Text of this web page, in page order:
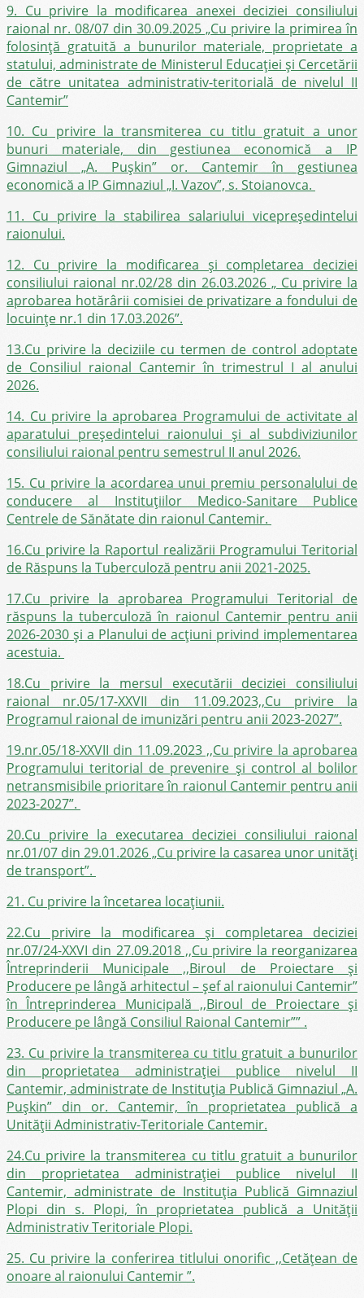
9. Cu privire la modificarea anexei deciziei consiliului
raional nr. 08/07 din 30.09.2025 „Cu privire la primirea în
folosință gratuită a bunurilor materiale, proprietate a
statului, administrate de Ministerul Educației și Cercetării
de către unitatea administrativ-teritorială de nivelul II
Cantemir”
10. Cu privire la transmiterea cu titlu gratuit a unor
bunuri materiale, din gestiunea economică a IP
Gimnaziul „A. Pușkin” or. Cantemir în gestiunea
economică a IP Gimnaziul „I. Vazov”, s. Stoianovca.
11. Cu privire la stabilirea salariului vicepreședintelui
raionului.
12. Cu privire la modificarea și completarea deciziei
consiliului raional nr.02/28 din 26.03.2026 „ Cu privire la
aprobarea hotărârii comisiei de privatizare a fondului de
locuinţe nr.1 din 17.03.2026”.
13.Cu privire la deciziile cu termen de control adoptate
de Consiliul raional Cantemir în trimestrul I al anului
2026.
14. Cu privire la aprobarea Programului de activitate al
aparatului preşedintelui raionului și al subdiviziunilor
consiliului raional pentru semestrul II anul 2026.
15. Cu privire la acordarea unui premiu personalului de
conducere al Instituțiilor Medico-Sanitare Publice
Centrele de Sănătate din raionul Cantemir.
16.Cu privire la Raportul realizării Programului Teritorial
de Răspuns la Tuberculoză pentru anii 2021-2025.
17.Cu privire la aprobarea Programului Teritorial de
răspuns la tuberculoză în raionul Cantemir pentru anii
2026-2030 și a Planului de acțiuni privind implementarea
acestuia.
18.Cu privire la mersul executării deciziei consiliului
raional nr.05/17-XXVII din 11.09.2023,,Cu privire la
Programul raional de imunizări pentru anii 2023-2027”.
19.nr.05/18-XXVII din 11.09.2023 ,,Cu privire la aprobarea
Programului teritorial de prevenire și control al bolilor
netransmisibile prioritare în raionul Cantemir pentru anii
2023-2027”.
20.Cu privire la executarea deciziei consiliului raional
nr.01/07 din 29.01.2026 „Cu privire la casarea unor unități
de transport”.
21. Cu privire la încetarea locațiunii.
22.Cu privire la modificarea și completarea deciziei
nr.07/24-XXVI din 27.09.2018 ,,Cu privire la reorganizarea
Întreprinderii Municipale ,,Biroul de Proiectare și
Producere pe lângă arhitectul – șef al raionului Cantemir”
în Întreprinderea Municipală ,,Biroul de Proiectare și
Producere pe lângă Consiliul Raional Cantemir”” .
23. Cu privire la transmiterea cu titlu gratuit a bunurilor
din proprietatea administrației publice nivelul II
Cantemir, administrate de Instituția Publică Gimnaziul „A.
Pușkin” din or. Cantemir, în proprietatea publică a
Unității Administrativ-Teritoriale Cantemir.
24.Cu privire la transmiterea cu titlu gratuit a bunurilor
din proprietatea administrației publice nivelul II
Cantemir, administrate de Instituția Publică Gimnaziul
Plopi din s. Plopi, în proprietatea publică a Unității
Administrativ Teritoriale Plopi.
25. Cu privire la conferirea titlului onorific ,,Cetățean de
onoare al raionului Cantemir ”.